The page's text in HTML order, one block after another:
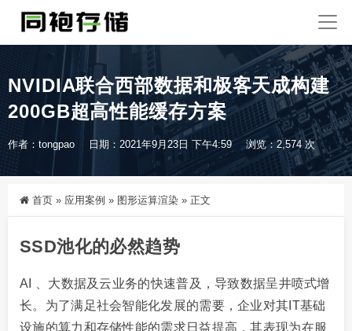
NVIDIA联合西部数据和极客天成构建
200GB超高性能缓存方案
作者：tongpao 日期：2021年9月23日 下午4:59 浏览：2,574 次
首页 » 应用案例 » 图形运算渲染 » 正文
SSD池化的必然趋势
AI 、大数据及云业务的快速普及，导致数据呈井喷式增
长。为了满足社会智能化发展的需要，企业对其IT基础
设施的算力和存储性能的需求日益提高，其表现为在服